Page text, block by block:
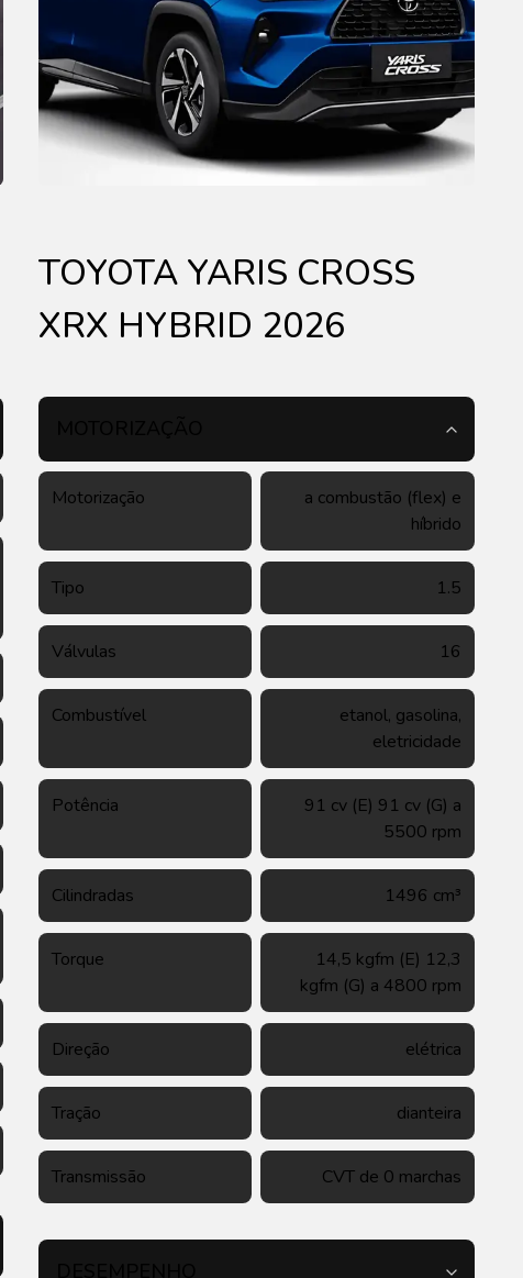
TOYOTA YARIS CROSS
XRX HYBRID 2026
Motorização
a combustão (flex) e
híbrido
Tipo 1.5
Válvulas 16
Combustível
etanol, gasolina,
eletricidade
Potência
91 cv (E) 91 cv (G) a
5500 rpm
Cilindradas 1496 cm³
Torque
14,5 kgfm (E) 12,3
kgfm (G) a 4800 rpm
Direção elétrica
Tração dianteira
Transmissão CVT de 0 marchas